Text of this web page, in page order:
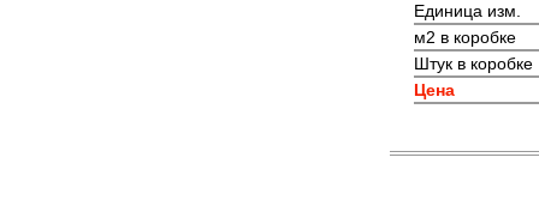
Единица изм.
м2 в коробке
Штук в коробке
Цена